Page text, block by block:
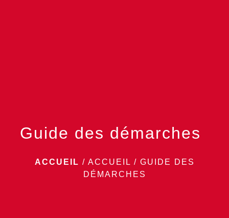
Guide des démarches
ACCUEIL / ACCUEIL / GUIDE DES
DÉMARCHES